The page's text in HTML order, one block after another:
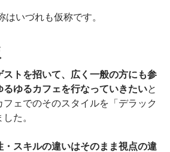
はいづれも仮称です。
ストを招いて、広く一般の方にも参
るゆるカフェを行なっていきたいと
ェでのそのスタイルを「デラック
た。
スキルの違いはそのまま視点の違